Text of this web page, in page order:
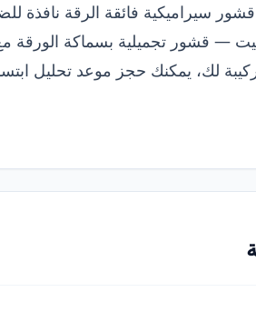
سيراميكية فائقة الرقة نافذة
— قشور تجميلية بسماكة الورقة
لك، يمكنك حجز موعد تحليل